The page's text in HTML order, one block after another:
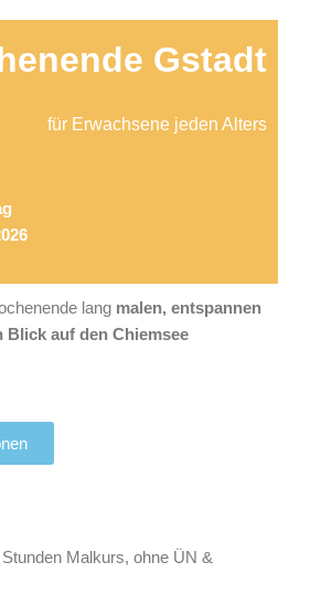
Gstadt
für Erwachsene jeden Alters
lang malen, entspannen
Blick auf den Chiemsee
Malkurs, ohne ÜN &